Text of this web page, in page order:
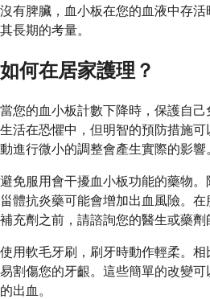
沒有脾臟，血小板在您的血液中存
其長期的考量。
如何在居家護理？
當您的血小板計數下降時，保護自
生活在恐懼中，但明智的預防措施
動進行微小的調整會產生實際的影響
避免服用會干擾血小板功能的藥物
甾體抗炎藥可能會增加出血風險。
補充劑之前，請諮詢您的醫生或藥劑
使用軟毛牙刷，刷牙時動作輕柔。
易割傷您的牙齦。這些簡單的改變
的出血。